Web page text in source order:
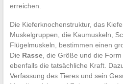
erreichen.
Die Kieferknochenstruktur, das
Muskelgruppen, die Kaumuskeln,
Flügelmuskeln, bestimmen einen
Die Rasse, die Größe und die
ebenfalls die tatsächliche Kraft.
Verfassung des Tieres und sein